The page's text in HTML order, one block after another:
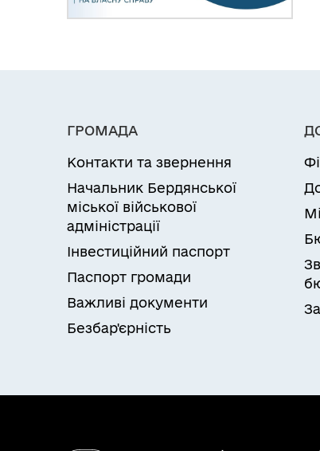
ГРОМАДА
Контакти та звернення
Начальник Бердянської
міської військової
адміністрації
Інвестиційний паспорт
Паспорт громади
Важливі документи
Безбар'єрність